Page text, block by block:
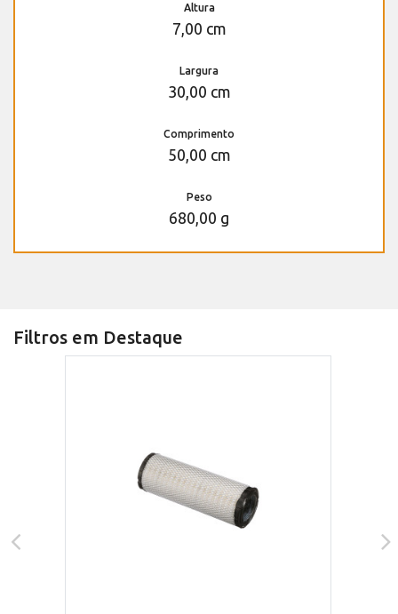
Altura
7,00 cm
Largura
30,00 cm
Comprimento
50,00 cm
Peso
680,00 g
Filtros em Destaque